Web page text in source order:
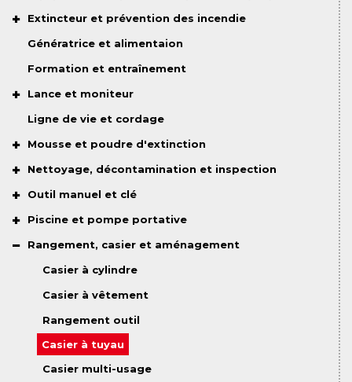
Extincteur et prévention des incendie
Génératrice et alimentaion
Formation et entraînement
Lance et moniteur
Ligne de vie et cordage
Mousse et poudre d'extinction
Nettoyage, décontamination et inspection
Outil manuel et clé
Piscine et pompe portative
Rangement, casier et aménagement
Casier à cylindre
Casier à vêtement
Rangement outil
Casier à tuyau
Casier multi-usage